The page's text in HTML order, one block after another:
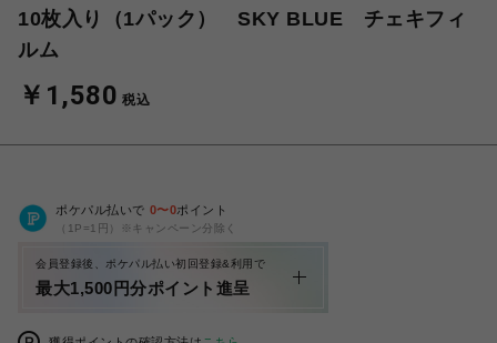
10枚入り（1パック） SKY BLUE チェキフィ
ルム
￥1,580 税込
ポケパル払いで 0〜0ポイント
（1P=1円）※キャンペーン分除く
会員登録後、ポケパル払い初回登録&利用で
最大1,500円分ポイント進呈